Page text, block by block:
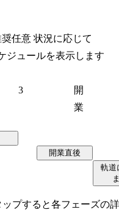
奨任意 状況に応じて
ジュールを表示します
3
開
業
開業直後
軌道
プすると各フェーズの